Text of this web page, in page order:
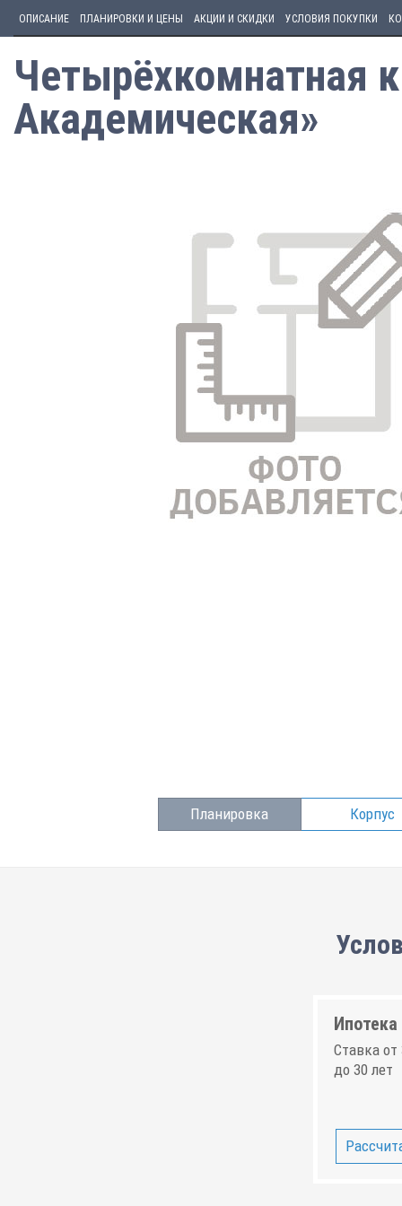
ОПИСАНИЕ ПЛАНИРОВКИ И ЦЕНЫ АКЦИИ И СКИДКИ УСЛОВИЯ ПОКУПКИ
Четырёхкомнатная
Академическая»
Планировка Корпус
Ипотека
Ставка от
до 30 лет